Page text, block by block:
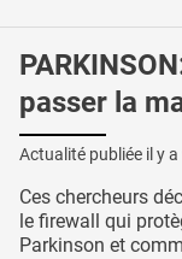
passer la
Actualité publiée il y a
Ces chercheurs
le firewall qui
Parkinson et